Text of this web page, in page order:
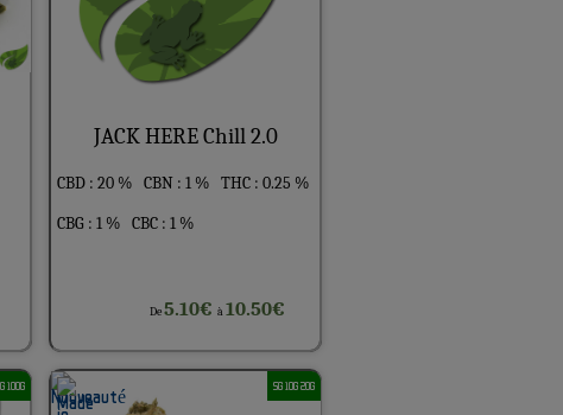
JACK HERE Chill 2.0
CBD : 20 % CBN : 1 %
THC : 0.25 %
CBG : 1 %
CBC : 1 %
De5.10€ à10.50€
100G 5G 10G 20G